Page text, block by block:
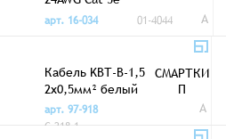
2x0,75мм²
арт. 16-034
01-4044 A
Кабель KBТ-B-1,5
2x0,5мм² белый
СМАРТКИ
П
арт. 97-918
C-218-1
A